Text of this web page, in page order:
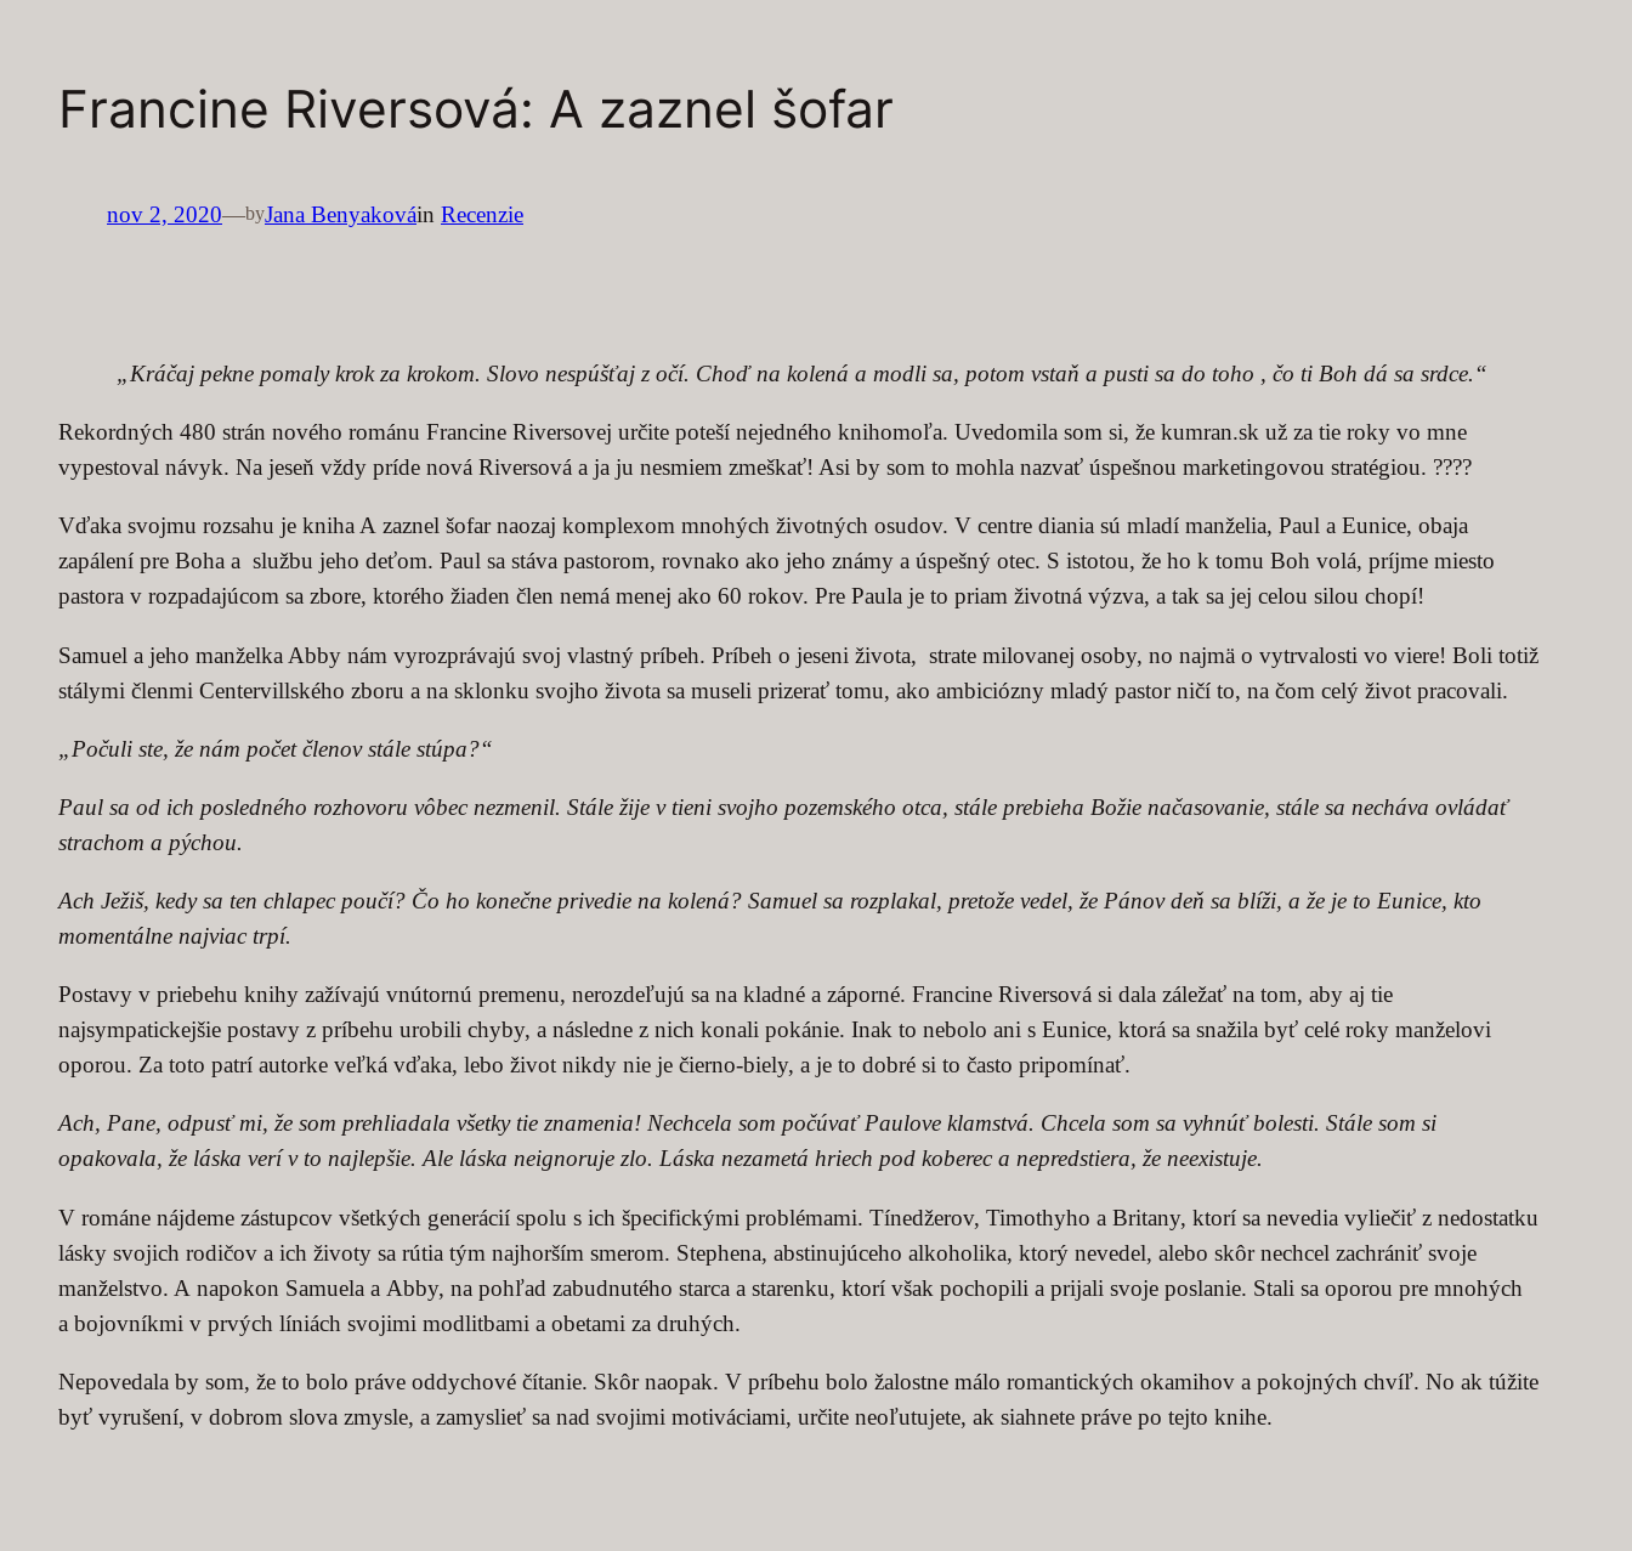
Francine Riversová: A zaznel šofar
nov 2, 2020—byJana Benyakováin Recenzie
„Kráčaj pekne pomaly krok za krokom. Slovo nespúšťaj z očí. Choď na kolená a modli sa, potom vstaň a pusti sa do toho , čo ti Boh dá sa srdce.“
Rekordných 480 strán nového románu Francine Riversovej určite poteší nejedného knihomoľa. Uvedomila som si, že kumran.sk už za tie roky vo mne
vypestoval návyk. Na jeseň vždy príde nová Riversová a ja ju nesmiem zmeškať! Asi by som to mohla nazvať úspešnou marketingovou stratégiou. ????
Vďaka svojmu rozsahu je kniha A zaznel šofar naozaj komplexom mnohých životných osudov. V centre diania sú mladí manželia, Paul a Eunice, obaja
zapálení pre Boha a službu jeho deťom. Paul sa stáva pastorom, rovnako ako jeho známy a úspešný otec. S istotou, že ho k tomu Boh volá, príjme miesto
pastora v rozpadajúcom sa zbore, ktorého žiaden člen nemá menej ako 60 rokov. Pre Paula je to priam životná výzva, a tak sa jej celou silou chopí!
Samuel a jeho manželka Abby nám vyrozprávajú svoj vlastný príbeh. Príbeh o jeseni života, strate milovanej osoby, no najmä o vytrvalosti vo viere! Boli totiž
stálymi členmi Centervillského zboru a na sklonku svojho života sa museli prizerať tomu, ako ambiciózny mladý pastor ničí to, na čom celý život pracovali.
„Počuli ste, že nám počet členov stále stúpa?“
Paul sa od ich posledného rozhovoru vôbec nezmenil. Stále žije v tieni svojho pozemského otca, stále prebieha Božie načasovanie, stále sa necháva ovládať
strachom a pýchou.
Ach Ježiš, kedy sa ten chlapec poučí? Čo ho konečne privedie na kolená? Samuel sa rozplakal, pretože vedel, že Pánov deň sa blíži, a že je to Eunice, kto
momentálne najviac trpí.
Postavy v priebehu knihy zažívajú vnútornú premenu, nerozdeľujú sa na kladné a záporné. Francine Riversová si dala záležať na tom, aby aj tie
najsympatickejšie postavy z príbehu urobili chyby, a následne z nich konali pokánie. Inak to nebolo ani s Eunice, ktorá sa snažila byť celé roky manželovi
oporou. Za toto patrí autorke veľká vďaka, lebo život nikdy nie je čierno-biely, a je to dobré si to často pripomínať.
Ach, Pane, odpusť mi, že som prehliadala všetky tie znamenia! Nechcela som počúvať Paulove klamstvá. Chcela som sa vyhnúť bolesti. Stále som si
opakovala, že láska verí v to najlepšie. Ale láska neignoruje zlo. Láska nezametá hriech pod koberec a nepredstiera, že neexistuje.
V románe nájdeme zástupcov všetkých generácií spolu s ich špecifickými problémami. Tínedžerov, Timothyho a Britany, ktorí sa nevedia vyliečiť z nedostatku
lásky svojich rodičov a ich životy sa rútia tým najhorším smerom. Stephena, abstinujúceho alkoholika, ktorý nevedel, alebo skôr nechcel zachrániť svoje
manželstvo. A napokon Samuela a Abby, na pohľad zabudnutého starca a starenku, ktorí však pochopili a prijali svoje poslanie. Stali sa oporou pre mnohých
a bojovníkmi v prvých líniách svojimi modlitbami a obetami za druhých.
Nepovedala by som, že to bolo práve oddychové čítanie. Skôr naopak. V príbehu bolo žalostne málo romantických okamihov a pokojných chvíľ. No ak túžite
byť vyrušení, v dobrom slova zmysle, a zamyslieť sa nad svojimi motiváciami, určite neoľutujete, ak siahnete práve po tejto knihe.